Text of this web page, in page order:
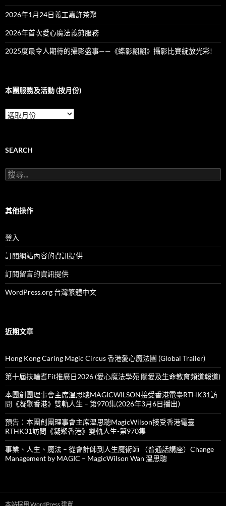
2026年1月24日義工嘉許茶聚
2026年首次愛心魔法義剪服務
2025度最令人期待的攝影盛事——《蝶影翩翩》攝影比賽綻放光彩!
本團服務及活動 (按月份)
本
團
及
動
(按
SEARCH
搜
尋
字:
其他操作
登入
訂閱網站內容的資訊提供
訂閱留言的資訊提供
WordPress.org 台灣繁體中文
近期文章
Hong Kong Caring Magic Circus 香港愛心魔法團 (Global Trailer)
第十屆扶輪耆Fit推廣日2026 (愛心魔法學苑 關愛及生命教育頻道報道)
本團創團理事會主席溫思聰MAGICWILSON接受香港電臺RTHK31訪
問《凝聚香港》雙軌人生 – 第970集(2026年3月6日播出）
預告：本團創團理事會主席溫思聰MagicWilson接受香港電臺
RTHK31訪問《凝聚香港》雙軌人生-第970集
事業、人生、魔法 – 從會計師到人生魔術師 （普通話講座）Change
Management by MAGIC – MagicWilson Wan 溫思聰
本站採用 WordPress 建置